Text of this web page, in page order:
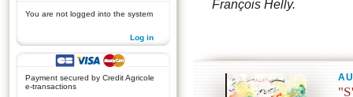
You are not logged into the system
Log in
Payment secured by Credit Agricole
e-transactions
François Helly.